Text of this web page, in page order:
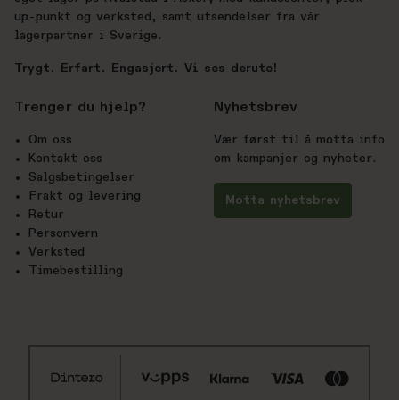
up-punkt og verksted, samt utsendelser fra vår
lagerpartner i Sverige.
Trygt. Erfart. Engasjert. Vi ses derute!
Trenger du hjelp?
Om oss
Kontakt oss
Salgsbetingelser
Frakt og levering
Retur
Personvern
Verksted
Timebestilling
Nyhetsbrev
Vær først til å motta info
om kampanjer og nyheter.
Motta nyhetsbrev